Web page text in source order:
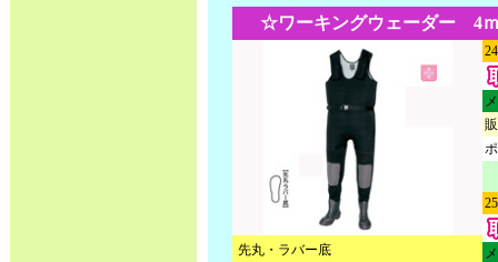
☆ワーキングウェーダー 4
先丸・ラバー底